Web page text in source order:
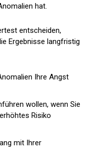
hat.
entscheiden,
Ergebnisse langfristig
Ihre Angst
wollen, wenn Sie
Risiko
mit Ihrer